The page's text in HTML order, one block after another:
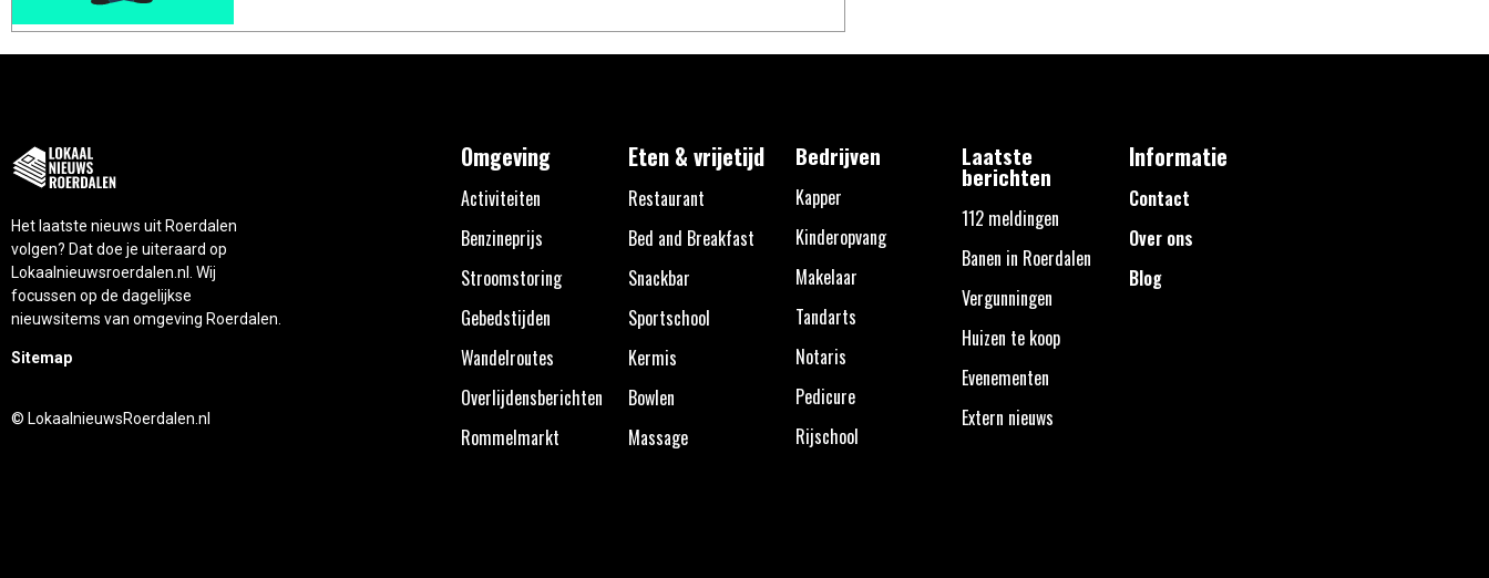
Het laatste nieuws uit Roerdalen
volgen? Dat doe je uiteraard op
Lokaalnieuwsroerdalen.nl. Wij
focussen op de dagelijkse
nieuwsitems van omgeving Roerdalen.
Sitemap
© LokaalnieuwsRoerdalen.nl
Omgeving
Activiteiten
Benzineprijs
Stroomstoring
Gebedstijden
Wandelroutes
Overlijdensberichten
Rommelmarkt
Eten & vrijetijd
Restaurant
Bed and Breakfast
Snackbar
Sportschool
Kermis
Bowlen
Massage
Bedrijven
Kapper
Kinderopvang
Makelaar
Tandarts
Notaris
Pedicure
Rijschool
Laatste
berichten
112 meldingen
Banen in Roerdalen
Vergunningen
Huizen te koop
Evenementen
Extern nieuws
Informatie
Contact
Over ons
Blog